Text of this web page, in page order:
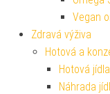
Vegan
Zdravá výživa
Hotová a
Hotová jídla
Náhrada